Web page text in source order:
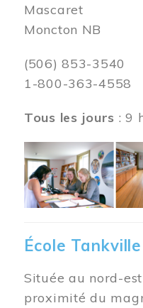
Mascaret
Moncton NB
(506) 853-3540
1-800-363-4558
Tous les jours : 9
Image
École Tankville
Située au nord-
proximité du